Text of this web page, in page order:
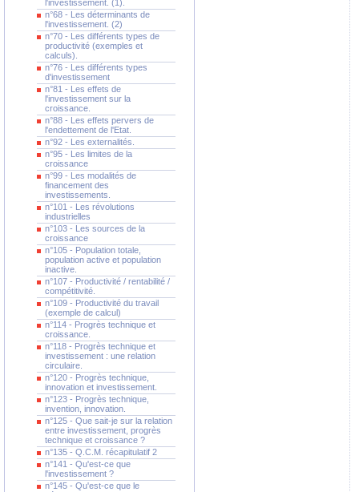
l'investissement. (1).
n°68 - Les déterminants de
l'investissement. (2)
n°70 - Les différents types de
productivité (exemples et
calculs).
n°76 - Les différents types
d'investissement
n°81 - Les effets de
l'investissement sur la
croissance.
n°88 - Les effets pervers de
l'endettement de l'Etat.
n°92 - Les externalités.
n°95 - Les limites de la
croissance
n°99 - Les modalités de
financement des
investissements.
n°101 - Les révolutions
industrielles
n°103 - Les sources de la
croissance
n°105 - Population totale,
population active et population
inactive.
n°107 - Productivité / rentabilité /
compétitivité.
n°109 - Productivité du travail
(exemple de calcul)
n°114 - Progrès technique et
croissance.
n°118 - Progrès technique et
investissement : une relation
circulaire.
n°120 - Progrès technique,
innovation et investissement.
n°123 - Progrès technique,
invention, innovation.
n°125 - Que sait-je sur la relation
entre investissement, progrès
technique et croissance ?
n°135 - Q.C.M. récapitulatif 2
n°141 - Qu'est-ce que
l'investissement ?
n°145 - Qu'est-ce que le